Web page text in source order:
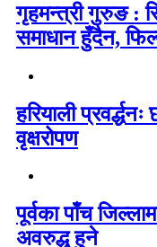
गृहमन्त्री गुरुङ :
समाधान हुँदैन,
हरियाली
वृक्षरोपण
पूर्वका पाँच
अवरुद्ध हुने